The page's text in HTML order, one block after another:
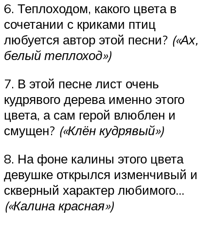
6. Теплоходом, какого цвета в
сочетании с криками птиц
любуется автор этой песни? («Ах,
белый теплоход»)
7. В этой песне лист очень
кудрявого дерева именно этого
цвета, а сам герой влюблен и
смущен? («Клён кудрявый»)
8. На фоне калины этого цвета
девушке открылся изменчивый и
скверный характер любимого…
(«Калина красная»)